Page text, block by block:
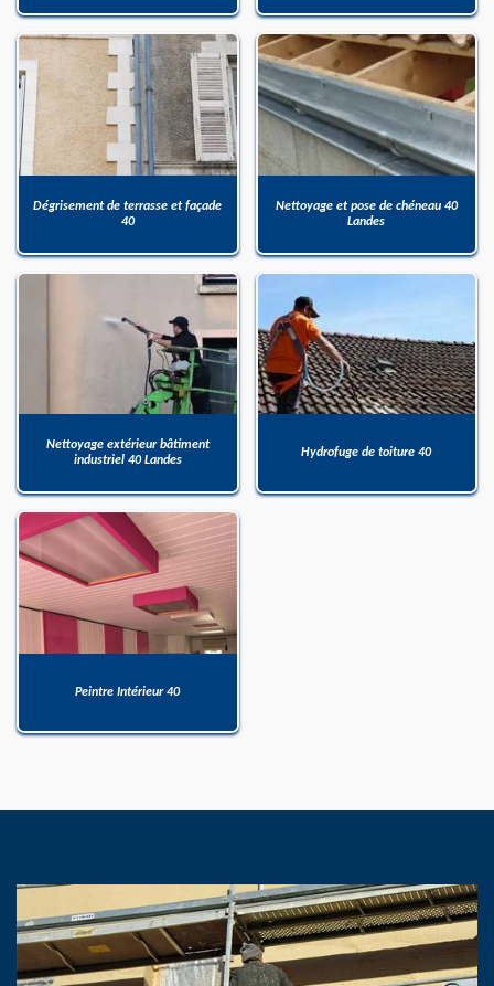
Dégrisement de terrasse et façade
40
Nettoyage et pose de chéneau 40
Landes
Nettoyage extérieur bâtiment
industriel 40 Landes
Hydrofuge de toiture 40
Peintre Intérieur 40